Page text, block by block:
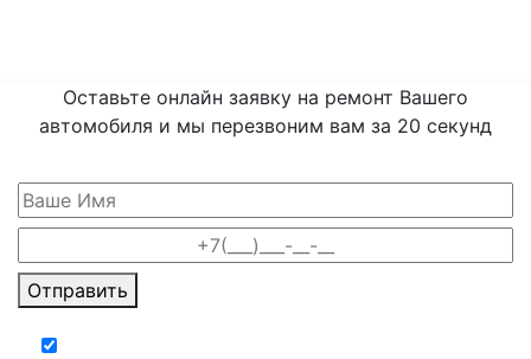
Оставьте онлайн заявку на ремонт Вашего
автомобиля и мы перезвоним вам за 20 секунд
Отправить